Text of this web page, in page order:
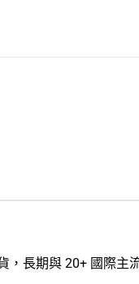
，長期與 20+ 國際主